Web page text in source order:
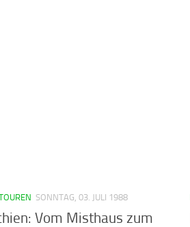
SONNTAG, 03. JULI 1988
Vom Misthaus zum